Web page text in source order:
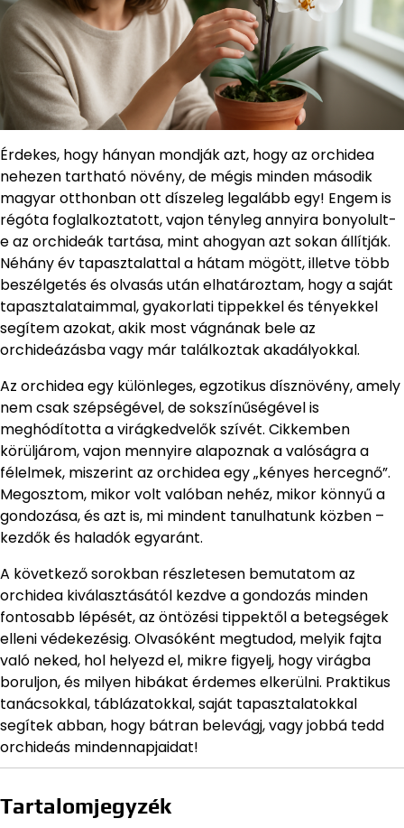
Érdekes, hogy hányan mondják azt, hogy az orchidea
nehezen tartható növény, de mégis minden második
magyar otthonban ott díszeleg legalább egy! Engem is
régóta foglalkoztatott, vajon tényleg annyira bonyolult-
e az orchideák tartása, mint ahogyan azt sokan állítják.
Néhány év tapasztalattal a hátam mögött, illetve több
beszélgetés és olvasás után elhatároztam, hogy a saját
tapasztalataimmal, gyakorlati tippekkel és tényekkel
segítem azokat, akik most vágnának bele az
orchideázásba vagy már találkoztak akadályokkal.
Az orchidea egy különleges, egzotikus dísznövény, amely
nem csak szépségével, de sokszínűségével is
meghódította a virágkedvelők szívét. Cikkemben
körüljárom, vajon mennyire alapoznak a valóságra a
félelmek, miszerint az orchidea egy „kényes hercegnő”.
Megosztom, mikor volt valóban nehéz, mikor könnyű a
gondozása, és azt is, mi mindent tanulhatunk közben –
kezdők és haladók egyaránt.
A következő sorokban részletesen bemutatom az
orchidea kiválasztásától kezdve a gondozás minden
fontosabb lépését, az öntözési tippektől a betegségek
elleni védekezésig. Olvasóként megtudod, melyik fajta
való neked, hol helyezd el, mikre figyelj, hogy virágba
boruljon, és milyen hibákat érdemes elkerülni. Praktikus
tanácsokkal, táblázatokkal, saját tapasztalatokkal
segítek abban, hogy bátran belevágj, vagy jobbá tedd
orchideás mindennapjaidat!
Tartalomjegyzék